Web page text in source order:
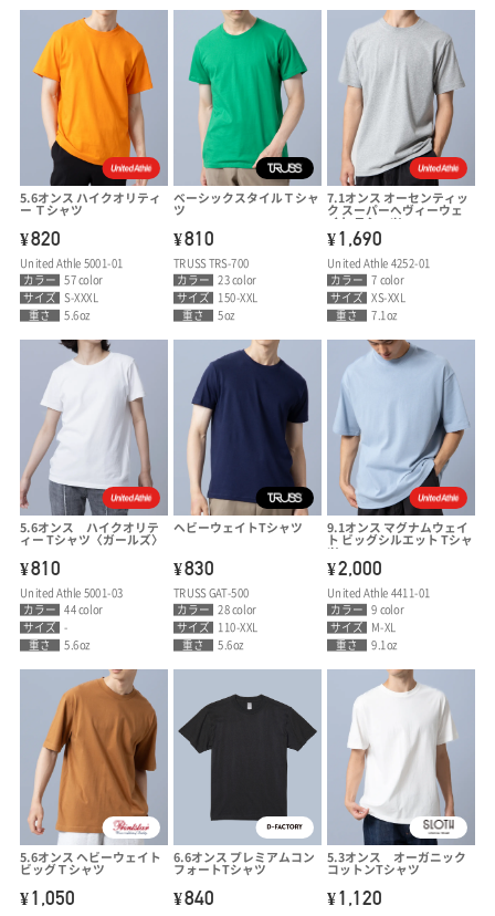
5.6オンス ハイクオリティ
ー Ｔシャツ
¥820
United Athle 5001-01
カラー
57 color
サイズ
S-XXXL
重さ
5.6oz
ベーシックスタイルＴシャ
ツ
¥810
TRUSS TRS-700
カラー
23 color
サイズ
150-XXL
重さ
5oz
7.1オンス オーセンティッ
ク スーパーへヴィーウェ
イト Ｔシャツ
¥1,690
United Athle 4252-01
カラー
7 color
サイズ
XS-XXL
重さ
7.1oz
5.6オンス ハイクオリテ
ィー Tシャツ〈ガールズ〉
¥810
United Athle 5001-03
カラー
44 color
サイズ
-
重さ
5.6oz
ヘビーウェイトTシャツ
¥830
TRUSS GAT-500
カラー
28 color
サイズ
110-XXL
重さ
5.6oz
9.1オンス マグナムウェイ
ト ビッグシルエット Tシャ
ツ
¥2,000
United Athle 4411-01
カラー
9 color
サイズ
M-XL
重さ
9.1oz
5.6オンス ヘビーウェイト
ビッグＴシャツ
¥1,050
6.6オンス プレミアムコン
フォートTシャツ
¥840
5.3オンス オーガニック
コットンTシャツ
¥1,120